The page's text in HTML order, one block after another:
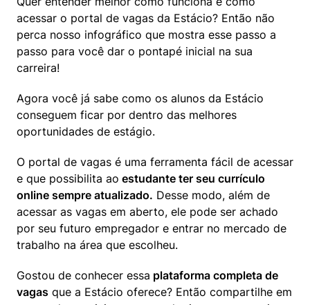
acessar o portal de vagas da Estácio? Então não
perca nosso infográfico que mostra esse passo a
passo para você dar o pontapé inicial na sua
carreira!
Agora você já sabe como os alunos da Estácio
conseguem ficar por dentro das melhores
oportunidades de estágio.
O portal de vagas é uma ferramenta fácil de acessar
e que possibilita ao estudante ter seu currículo
online sempre atualizado. Desse modo, além de
acessar as vagas em aberto, ele pode ser achado
por seu futuro empregador e entrar no mercado de
trabalho na área que escolheu.
Gostou de conhecer essa plataforma completa de
vagas que a Estácio oferece? Então compartilhe em